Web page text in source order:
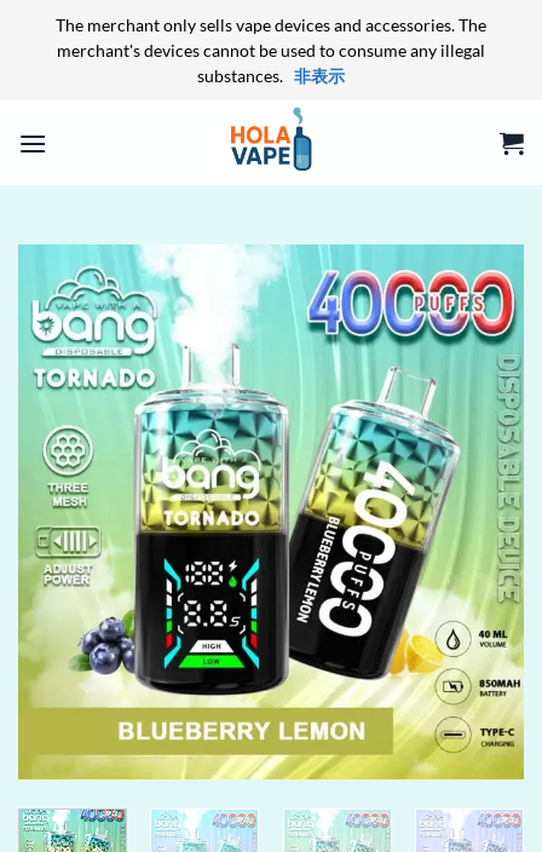
The merchant only sells vape devices and accessories. The
merchant's devices cannot be used to consume any illegal
substances. 非表示